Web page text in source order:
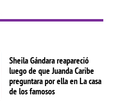
Sheila Gándara reapareció
luego de que Juanda Caribe
preguntara por ella en La casa
de los famosos